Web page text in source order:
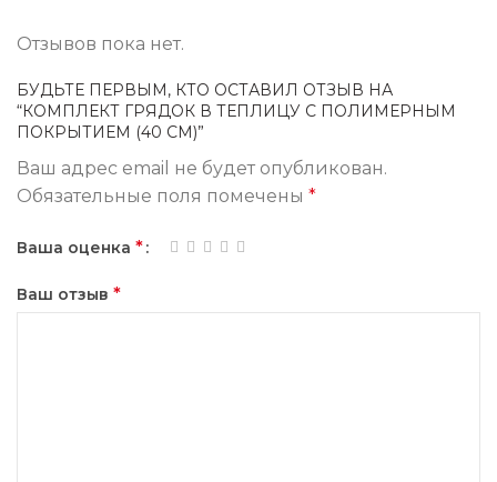
Отзывов пока нет.
БУДЬТЕ ПЕРВЫМ, КТО ОСТАВИЛ ОТЗЫВ НА
“КОМПЛЕКТ ГРЯДОК В ТЕПЛИЦУ С ПОЛИМЕРНЫМ
ПОКРЫТИЕМ (40 СМ)”
Ваш адрес email не будет опубликован.
Обязательные поля помечены *
Ваша оценка *
Ваш отзыв *